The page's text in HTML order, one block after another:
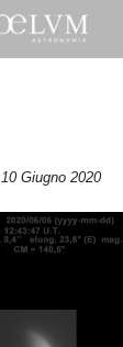
10 Giugno 2020